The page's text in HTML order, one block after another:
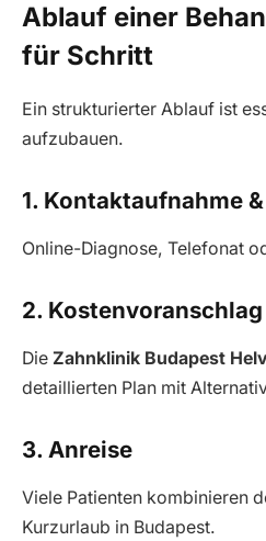
Ablauf einer
für Schritt
Ein strukturierter Ablauf ist
aufzubauen.
1. Kontaktaufnahme
Online-Diagnose, Telefonat
2. Kostenvoranschlag
Die Zahnklinik Budapest
detaillierten Plan mit
3. Anreise
Viele Patienten kombinieren
Kurzurlaub in Budapest.